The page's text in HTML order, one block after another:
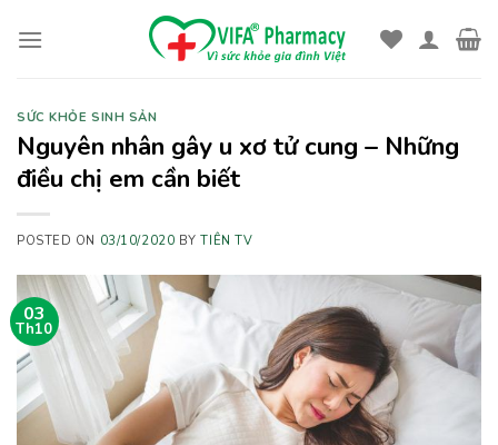
SỨC KHỎE SINH SẢN
Nguyên nhân gây u xơ tử cung – Những
điều chị em cần biết
POSTED ON 03/10/2020 BYTIÊN TV
03
Th10